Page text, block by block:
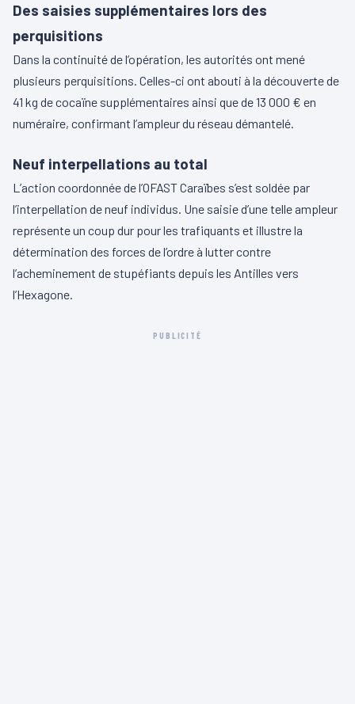
Des saisies supplémentaires lors des
perquisitions
Dans la continuité de l’opération, les autorités ont mené
plusieurs perquisitions. Celles-ci ont abouti à la découverte de
41 kg de cocaïne supplémentaires ainsi que de 13 000 € en
numéraire, confirmant l’ampleur du réseau démantelé.
Neuf interpellations au total
L’action coordonnée de l’OFAST Caraïbes s’est soldée par
l’interpellation de neuf individus. Une saisie d’une telle ampleur
représente un coup dur pour les trafiquants et illustre la
détermination des forces de l’ordre à lutter contre
l’acheminement de stupéfiants depuis les Antilles vers
l’Hexagone.
PUBLICITÉ